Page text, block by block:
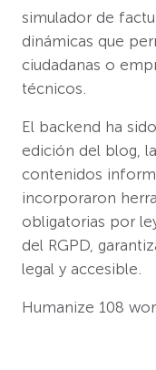
simulador de
dinámicas que
ciudadanas o
técnicos.
El backend ha
edición del blog,
contenidos
incorporaron
obligatorias por
del RGPD,
legal y accesible.
Humanize 108